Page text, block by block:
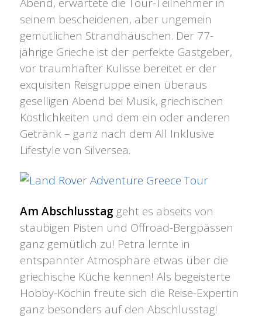
seinem bescheidenen, aber ungemein
gemütlichen Strandhäuschen. Der 77-
jährige Grieche ist der perfekte Gastgeber,
vor traumhafter Kulisse bereitet er der
exquisiten Reisgruppe einen überaus
geselligen Abend bei Musik, griechischen
Köstlichkeiten und dem ein oder anderen
Getränk – ganz nach dem All Inklusive
Lifestyle von Silversea.
Am Abschlusstag geht es abseits von
staubigen Pisten und Offroad-Bergpässen
ganz gemütlich zu! Petra lernte in
entspannter Atmosphäre etwas über die
griechische Küche kennen! Als begeisterte
Hobby-Köchin freute sich die Reise-Expertin
ganz besonders auf den Abschlusstag!